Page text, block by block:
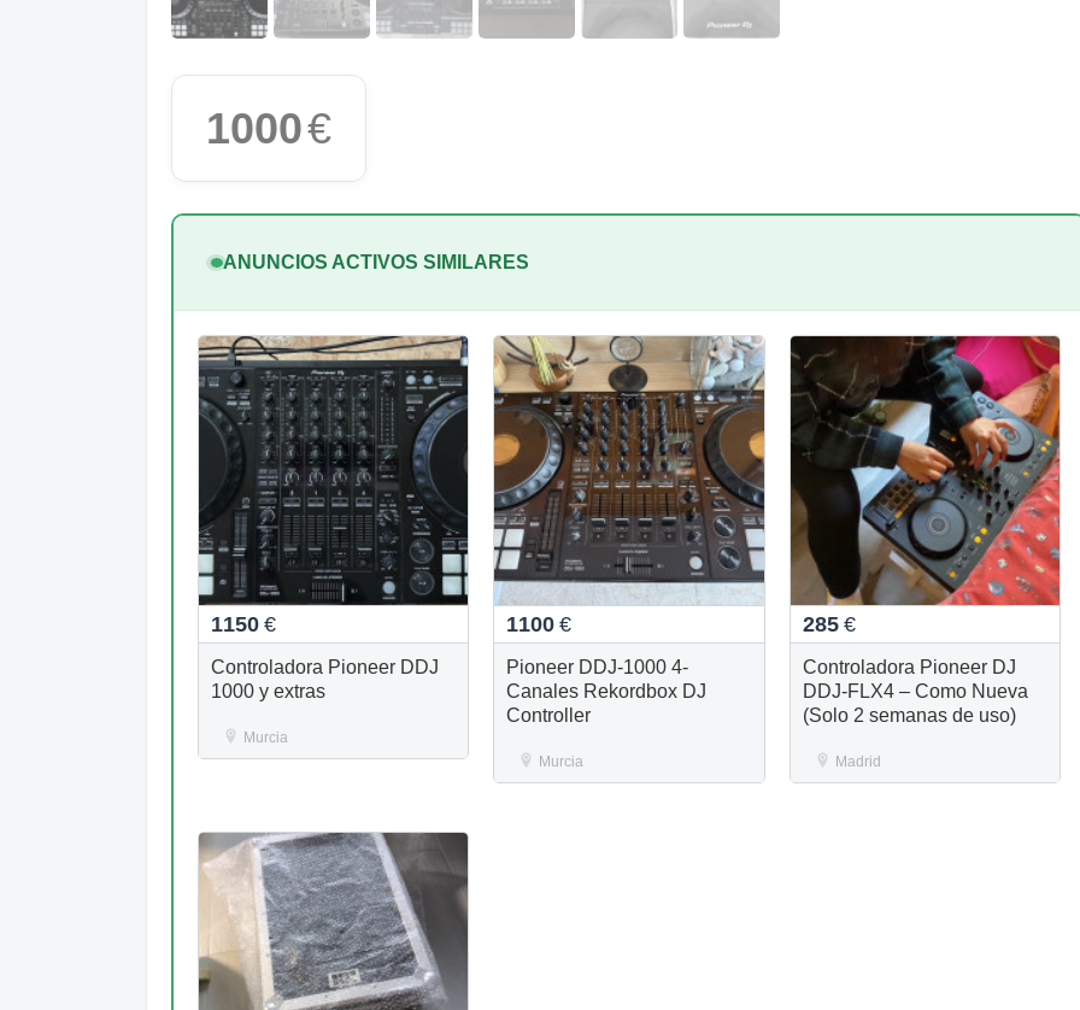
1000€
ANUNCIOS ACTIVOS SIMILARES
1150 €
Controladora Pioneer DDJ
1000 y extras
Murcia
1100 €
Pioneer DDJ-1000 4-
Canales Rekordbox DJ
Controller
Murcia
285 €
Controladora Pioneer DJ
DDJ-FLX4 – Como Nueva
(Solo 2 semanas de uso)
Madrid